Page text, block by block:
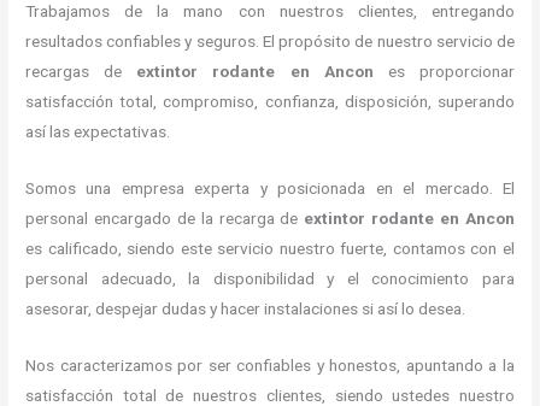
Trabajamos de la mano con nuestros clientes, entregando
resultados confiables y seguros. El propósito de nuestro servicio de
recargas de extintor rodante en Ancon es proporcionar
satisfacción total, compromiso, confianza, disposición, superando
así las expectativas.
Somos una empresa experta y posicionada en el mercado. El
personal encargado de la recarga de extintor rodante en Ancon
es calificado, siendo este servicio nuestro fuerte, contamos con el
personal adecuado, la disponibilidad y el conocimiento para
asesorar, despejar dudas y hacer instalaciones si así lo desea.
Nos caracterizamos por ser confiables y honestos, apuntando a la
satisfacción total de nuestros clientes, siendo ustedes nuestro